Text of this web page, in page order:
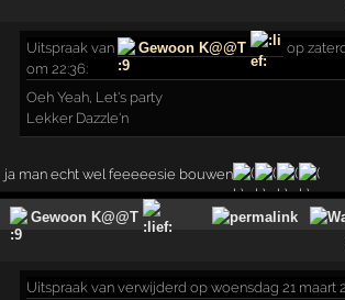
Uitspraak van Gewoon K@@T
op
om 22:36:
Oeh Yeah, Let's party
Lekker Dazzle'n
ja man echt wel feeeeesie bouwen
Gewoon K@@T
Uitspraak van verwijderd op woensdag 21 maart